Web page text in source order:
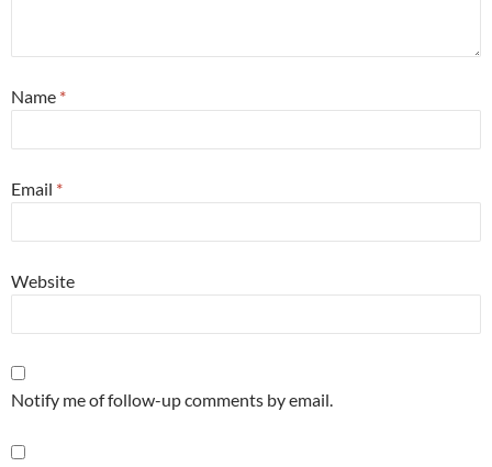
Name *
Email *
Website
Notify me of follow-up comments by email.